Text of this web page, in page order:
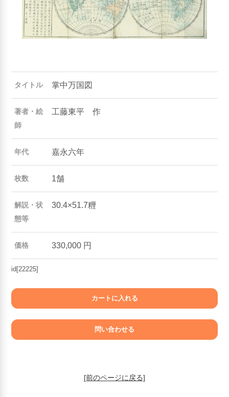
タイトル 掌中万国図
著者・絵
師
工藤東平 作
年代 嘉永六年
枚数 1舗
解説・状
態等
30.4×51.7糎
価格 330,000 円
id[22225]
[前のページに戻る]